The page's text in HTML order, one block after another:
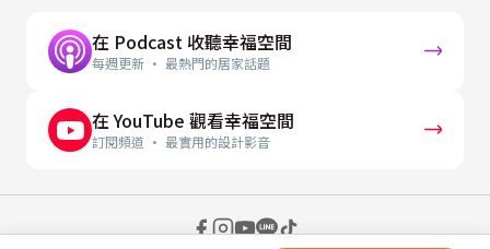
在 Podcast 收聽幸福空間
每週更新 · 最熱門的居家話題
在 YouTube 觀看幸福空間
訂閱頻道 · 最實用的設計影音